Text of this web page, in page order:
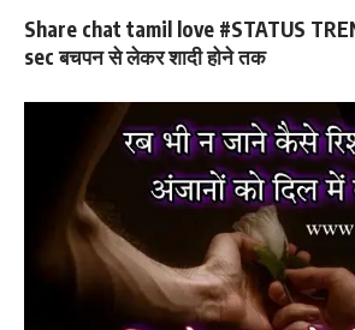
Share chat tamil love #STATUS
sec बचपन से लेकर शादी होने तक